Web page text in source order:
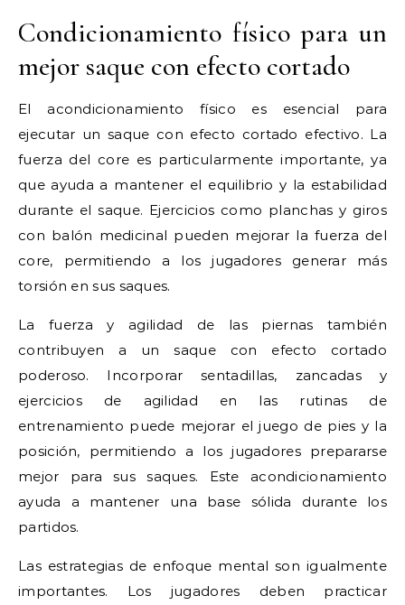
Condicionamiento físico para un
mejor saque con efecto cortado
El acondicionamiento físico es esencial para
ejecutar un saque con efecto cortado efectivo. La
fuerza del core es particularmente importante, ya
que ayuda a mantener el equilibrio y la estabilidad
durante el saque. Ejercicios como planchas y giros
con balón medicinal pueden mejorar la fuerza del
core, permitiendo a los jugadores generar más
torsión en sus saques.
La fuerza y agilidad de las piernas también
contribuyen a un saque con efecto cortado
poderoso. Incorporar sentadillas, zancadas y
ejercicios de agilidad en las rutinas de
entrenamiento puede mejorar el juego de pies y la
posición, permitiendo a los jugadores prepararse
mejor para sus saques. Este acondicionamiento
ayuda a mantener una base sólida durante los
partidos.
Las estrategias de enfoque mental son igualmente
importantes. Los jugadores deben practicar